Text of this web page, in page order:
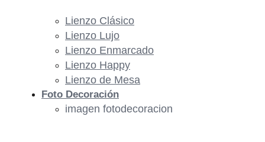
Lienzo Clásico
Lienzo Lujo
Lienzo Enmarcado
Lienzo Happy
Lienzo de Mesa
Foto Decoración
imagen fotodecoracion